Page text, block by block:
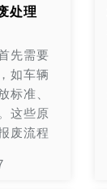
对车辆
格，就
...
处理
先需要
如车辆
标准、
这些原
废流程